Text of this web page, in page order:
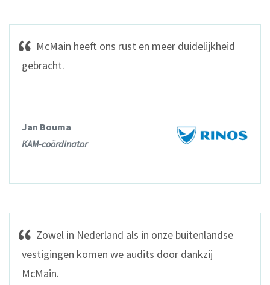
McMain heeft ons rust en meer duidelijkheid
gebracht.
Jan Bouma
KAM-coördinator
Zowel in Nederland als in onze buitenlandse
vestigingen komen we audits door dankzij
McMain.